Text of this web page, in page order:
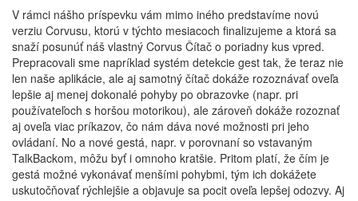
V rámci nášho príspevku vám mimo iného predstavíme novú
verziu Corvusu, ktorú v týchto mesiacoch finalizujeme a ktorá sa
snaží posunúť náš vlastný Corvus Čítač o poriadny kus vpred.
Prepracovali sme napríklad systém detekcie gest tak, že teraz nie
len naše aplikácie, ale aj samotný čítač dokáže rozoznávať oveľa
lepšie aj menej dokonalé pohyby po obrazovke (napr. pri
používateľoch s horšou motorikou), ale zároveň dokáže rozoznať
aj oveľa viac príkazov, čo nám dáva nové možnosti pri jeho
ovládaní. No a nové gestá, napr. v porovnaní so vstavaným
TalkBackom, môžu byť i omnoho kratšie. Pritom platí, že čím je
gestá možné vykonávať menšími pohybmi, tým ich dokážete
uskutočňovať rýchlejšie a objavuje sa pocit oveľa lepšej odozvy. Aj